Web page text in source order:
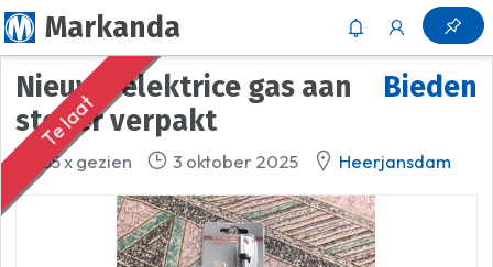
Markanda
Te laat
Bieden
nieuwe elektrice gas aan
steker verpakt
55 x gezien 3 oktober 2025 Heerjansdam